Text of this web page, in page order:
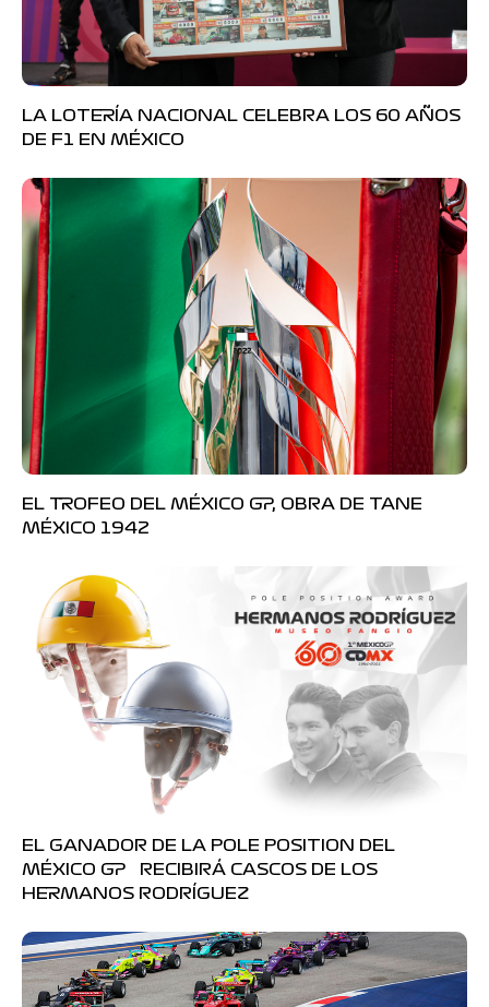
LA LOTERÍA NACIONAL CELEBRA LOS 60 AÑOS
DE F1 EN MÉXICO
EL TROFEO DEL MÉXICO GP, OBRA DE TANE
MÉXICO 1942
EL GANADOR DE LA POLE POSITION DEL
MÉXICO GP RECIBIRÁ CASCOS DE LOS
HERMANOS RODRÍGUEZ